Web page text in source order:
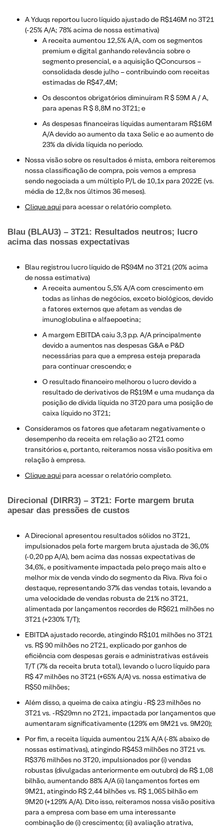
A Yduqs reportou lucro líquido ajustado de R$146M no 3T21
(-25% A/A; 78% acima de nossa estimativa)
A receita aumentou 12,5% A/A, com os segmentos
premium e digital ganhando relevância sobre o
segmento presencial, e a aquisição QConcursos –
consolidada desde julho – contribuindo com receitas
estimadas de R$47,4M;
Os descontos obrigatórios diminuíram R $ 59M A / A,
para apenas R $ 8,8M no 3T21; e
As despesas financeiras líquidas aumentaram R$16M
A/A devido ao aumento da taxa Selic e ao aumento de
23% da dívida líquida no período.
Nossa visão sobre os resultados é mista, embora reiteremos
nossa classificação de compra, pois vemos a empresa
sendo negociada a um múltiplo P/L de 10,1x para 2022E (vs.
média de 12,8x nos últimos 36 meses).
Clique aqui para acessar o relatório completo.
Blau (BLAU3) – 3T21: Resultados neutros; lucro
acima das nossas expectativas
Blau registrou lucro líquido de R$94M no 3T21 (20% acima
de nossa estimativa)
A receita aumentou 5,5% A/A com crescimento em
todas as linhas de negócios, exceto biológicos, devido
a fatores externos que afetam as vendas de
imunoglobulina e alfaepoetina;
A margem EBITDA caiu 3,3 p.p. A/A principalmente
devido a aumentos nas despesas G&A e P&D
necessárias para que a empresa esteja preparada
para continuar crescendo; e
O resultado financeiro melhorou o lucro devido a
resultado de derivativos de R$19M e uma mudança da
posição de dívida líquida no 3T20 para uma posição de
caixa líquido no 3T21;
Consideramos os fatores que afetaram negativamente o
desempenho da receita em relação ao 2T21 como
transitórios e, portanto, reiteramos nossa visão positiva em
relação à empresa.
Clique aqui para acessar o relatório completo.
Direcional (DIRR3) – 3T21: Forte margem bruta
apesar das pressões de custos
A Direcional apresentou resultados sólidos no 3T21,
impulsionados pela forte margem bruta ajustada de 36,0%
(-0,20 pp A/A), bem acima das nossas expectativas de
34,6%, e positivamente impactada pelo preço mais alto e
melhor mix de venda vindo do segmento da Riva. Riva foi o
destaque, representando 37% das vendas totais, levando a
uma velocidade de vendas robusta de 21% no 3T21,
alimentada por lançamentos recordes de R$621 milhões no
3T21 (+230% T/T);
EBITDA ajustado recorde, atingindo R$101 milhões no 3T21
vs. R$ 90 milhões no 2T21, explicado por ganhos de
eficiência com despesas gerais e administrativas estáveis
T/T (7% da receita bruta total), levando o lucro líquido para
R$ 47 milhões no 3T21 (+65% A/A) vs. nossa estimativa de
R$50 milhões;
Além disso, a queima de caixa atingiu -R$ 23 milhões no
3T21 vs. -R$29mn no 2T21, impactada por lançamentos que
aumentaram significativamente (129% em 9M21 vs. 9M20);
Por fim, a receita líquida aumentou 21% A/A (-8% abaixo de
nossas estimativas), atingindo R$453 milhões no 3T21 vs.
R$376 milhões no 3T20, impulsionados por (i) vendas
robustas (divulgadas anteriormente em outubro) de R$ 1,08
bilhão, aumentando 88% A/A (ii) lançamentos fortes em
9M21, atingindo R$ 2,44 bilhões vs. R$ 1,065 bilhão em
9M20 (+129% A/A). Dito isso, reiteramos nossa visão positiva
para a empresa com base em uma interessante
combinação de (i) crescimento; (ii) avaliação atrativa,